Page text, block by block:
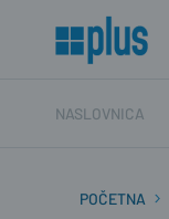
NASLOVNICA
POČETNA